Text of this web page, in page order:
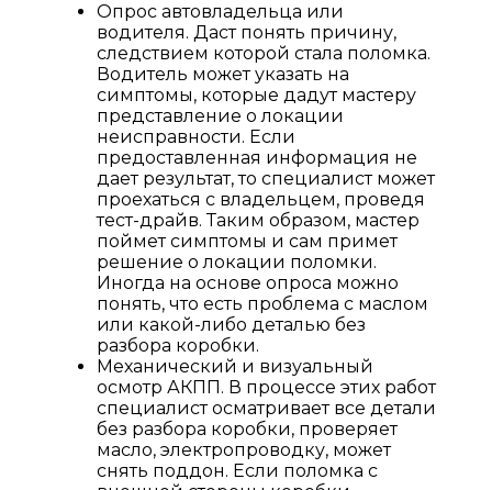
Опрос автовладельца или
водителя. Даст понять причину,
следствием которой стала поломка.
Водитель может указать на
симптомы, которые дадут мастеру
представление о локации
неисправности. Если
предоставленная информация не
дает результат, то специалист может
проехаться с владельцем, проведя
тест-драйв. Таким образом, мастер
поймет симптомы и сам примет
решение о локации поломки.
Иногда на основе опроса можно
понять, что есть проблема с маслом
или какой-либо деталью без
разбора коробки.
Механический и визуальный
осмотр АКПП. В процессе этих работ
специалист осматривает все детали
без разбора коробки, проверяет
масло, электропроводку, может
снять поддон. Если поломка с